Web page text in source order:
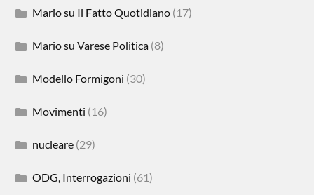
Mario su Il Fatto Quotidiano (17)
Mario su Varese Politica (8)
Modello Formigoni (30)
Movimenti (16)
nucleare (29)
ODG, Interrogazioni (61)